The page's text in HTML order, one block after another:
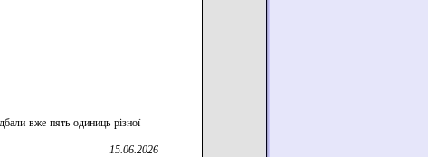
вже пять одиниць різної
15.06.2026